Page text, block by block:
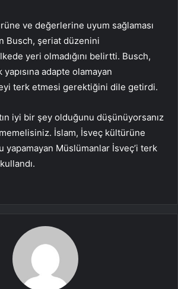
ve değerlerine uyum sağlaması
Busch, şeriat düzenini
yeri olmadığını belirtti. Busch,
adapte olamayan
terk etmesi gerektiğini dile getirdi.
iyi bir şey olduğunu düşünüyorsanız
İslam, İsveç kültürüne
yapamayan Müslümanlar İsveç’i terk